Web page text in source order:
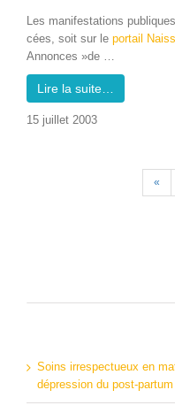
Les man­i­fes­ta­tions
cées, soit sur le por­tail
Annonces »de …
Lire la suite…
15 juil­let 2003
«
Soins irrespectueux en
dépression du post-partum